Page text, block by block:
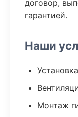
договор,
гарантией.
Наши
Монтаж